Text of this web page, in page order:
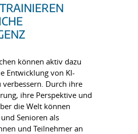
können aktiv dazu
Entwicklung von KI-
verbessern. Durch ihre
ihre Perspektive und
die Welt können
Senioren als
und Teilnehmer an